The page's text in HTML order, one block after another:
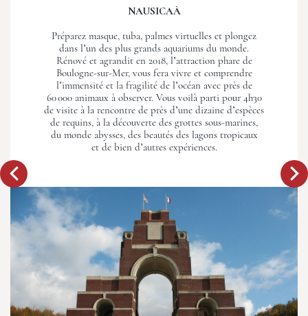
NAUSICAÀ
Préparez masque, tuba, palmes virtuelles et plongez
dans l’un des plus grands aquariums du monde.
Rénové et agrandit en 2018, l’attraction phare de
Boulogne-sur-Mer, vous fera vivre et comprendre
l’immensité et la fragilité de l’océan avec près de
60 000 animaux à observer. Vous voilà parti pour 4h30
de visite à la rencontre de près d’une dizaine d’espèces
de requins, à la découverte des grottes sous-marines,
du monde abysses, des beautés des lagons tropicaux
et de bien d’autres expériences.